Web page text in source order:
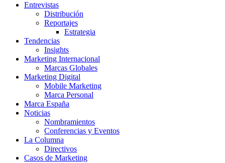
Entrevistas
Distribución
Reportajes
Estrategia
Tendencias
Insights
Marketing Internacional
Marcas Globales
Marketing Digital
Mobile Marketing
Marca Personal
Marca España
Noticias
Nombramientos
Conferencias y Eventos
La Columna
Directivos
Casos de Marketing